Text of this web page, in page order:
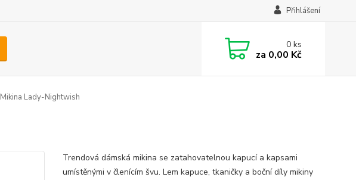
Přihlášení
0ks
za 0,00 Kč
Mikina Lady-Nightwish
Trendová dámská mikina se zatahovatelnou kapucí a kapsami
umístěnými v členícím švu. Lem kapuce, tkaničky a boční díly mikiny